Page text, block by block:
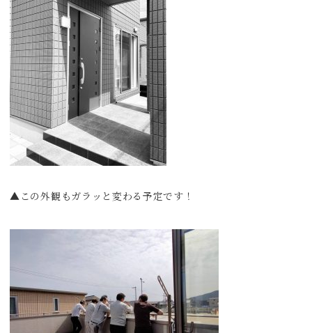
▲この外観もガラッと変わる予定です！